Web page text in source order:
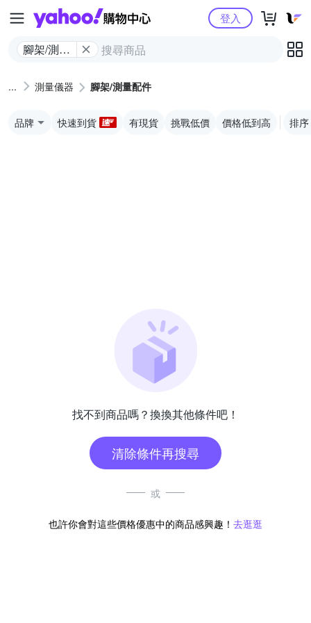
Yahoo購物中心
腳架/測量
登入
測量儀器 腳架/測量配件
品牌 快速到貨 有現貨 挑戰低價 價格低到高 排序
找不到商品嗎？換換其他條件吧！
清除條件再搜尋
或
也許你會對這些價格優惠中的商品感興趣！ 去逛逛